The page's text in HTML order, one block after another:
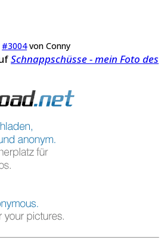
#3004 vonConny
Schnappschüsse - mein Foto des